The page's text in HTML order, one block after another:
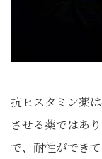
抗ヒスタミン薬
させる薬ではあ
で、耐性ができ